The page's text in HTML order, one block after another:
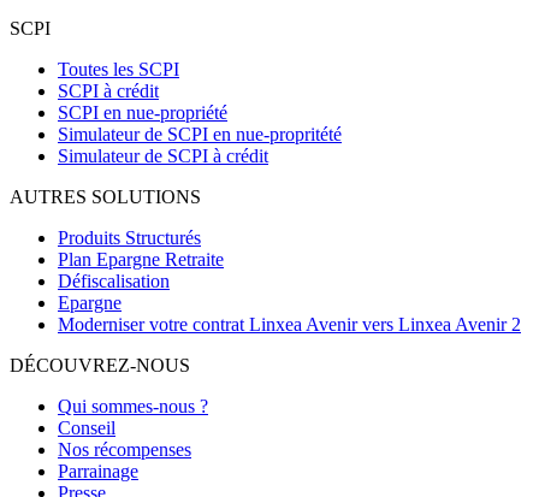
SCPI
Toutes les SCPI
SCPI à crédit
SCPI en nue-propriété
Simulateur de SCPI en nue-propritété
Simulateur de SCPI à crédit
AUTRES SOLUTIONS
Produits Structurés
Plan Epargne Retraite
Défiscalisation
Epargne
Moderniser votre contrat Linxea Avenir vers Linxea Avenir 2
DÉCOUVREZ-NOUS
Qui sommes-nous ?
Conseil
Nos récompenses
Parrainage
Presse